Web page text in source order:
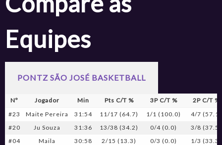
Equipes
PONTZ SÃO JOSÉ BASKETBALL
Nº Jogador Min Pts C/T % 3P C/T %
2P C/T %
#23
Maite Pereira 31:54 11/17 (64.7) 1/1 (100.0)
4/7 (57.1)
#20
Ju Souza 31:36 13/38 (34.2) 0/4 (0.0)
3/8 (37.5)
#04
Maila 30:58 2/15 (13.3) 0/3 (0.0)
1/3 (33.3)